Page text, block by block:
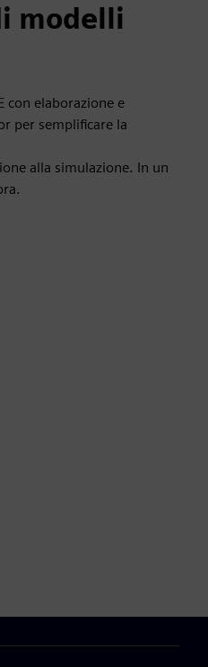
modelli
con elaborazione e
per semplificare la
alla simulazione. In un